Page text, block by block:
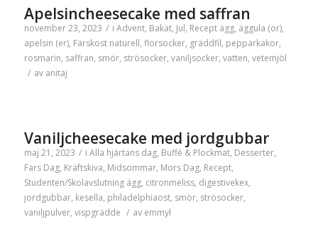
Apelsincheesecake med saffran
november 23, 2023 / i Advent, Bakat, Jul, Recept ägg, äggula (or),
apelsin (er), Färskost naturell, florsocker, gräddfil, pepparkakor,
rosmarin, saffran, smör, strösocker, vaniljsocker, vatten, vetemjöl
/ av anitaj
Vaniljcheesecake med jordgubbar
maj 21, 2023 / i Alla hjärtans dag, Buffé & Plockmat, Desserter,
Fars Dag, Kräftskiva, Midsommar, Mors Dag, Recept,
Studenten/Skolavslutning ägg, citronmeliss, digestivekex,
jordgubbar, kesella, philadelphiaost, smör, strösocker,
vaniljpulver, vispgrädde / av emmyl